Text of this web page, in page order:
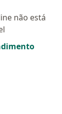
não está